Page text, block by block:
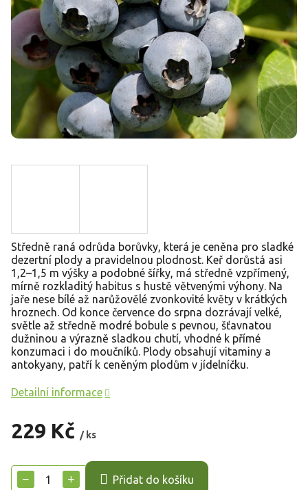
229 Kč / ks
cena:
+
− Přidat do košíku
Středně raná odrůda borůvky, která je ceněna pro sladké
dezertní plody a pravidelnou plodnost. Keř dorůstá asi
1,2–1,5 m výšky a podobné šířky, má středně vzpřímený,
mírně rozkladitý habitus s hustě větvenými výhony. Na
jaře nese bílé až narůžovělé zvonkovité květy v krátkých
hroznech. Od konce července do srpna dozrávají velké,
světle až středně modré bobule s pevnou, šťavnatou
dužninou a výrazně sladkou chutí, vhodné k přímé
konzumaci i do moučníků. Plody obsahují vitaminy a
antokyany, patří k ceněným plodům v jídelníčku.
Detailní informace